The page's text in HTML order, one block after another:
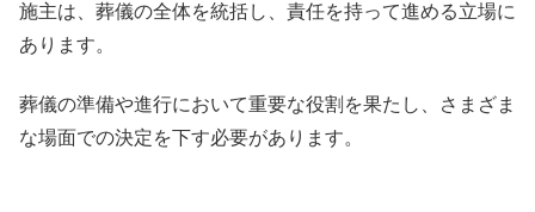
施主は、葬儀の全体を統括し、責任を持って進める立場に
あります。
葬儀の準備や進行において重要な役割を果たし、さまざま
な場面での決定を下す必要があります。